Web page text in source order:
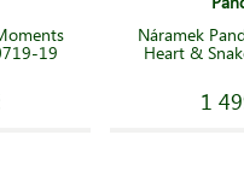
19
Náramek
Heart &
1